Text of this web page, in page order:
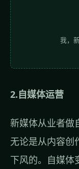
我，
2.自媒体运营
新媒体从业者做
无论是从内容创
下风的。自媒体